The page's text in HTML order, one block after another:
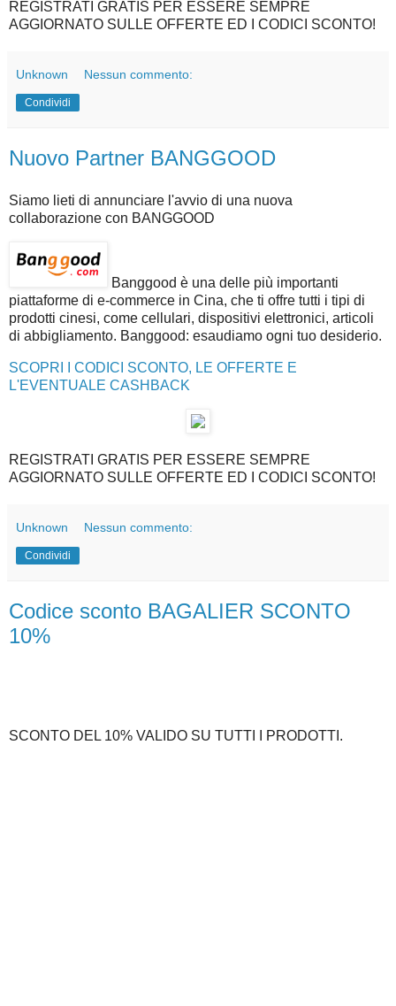
REGISTRATI GRATIS PER ESSERE SEMPRE
AGGIORNATO SULLE OFFERTE ED I CODICI SCONTO!
Unknown Nessun commento:
Condividi
Nuovo Partner BANGGOOD
Siamo lieti di annunciare l'avvio di una nuova
collaborazione con BANGGOOD
Banggood è una delle più importanti
piattaforme di e-commerce in Cina, che ti offre tutti i tipi di
prodotti cinesi, come cellulari, dispositivi elettronici, articoli
di abbigliamento. Banggood: esaudiamo ogni tuo desiderio.
SCOPRI I CODICI SCONTO, LE OFFERTE E
L'EVENTUALE CASHBACK
REGISTRATI GRATIS PER ESSERE SEMPRE
AGGIORNATO SULLE OFFERTE ED I CODICI SCONTO!
Unknown Nessun commento:
Condividi
Codice sconto BAGALIER SCONTO
10%
SCONTO DEL 10% VALIDO SU TUTTI I PRODOTTI.